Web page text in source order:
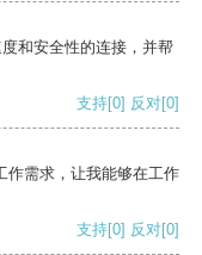
和安全性的连接，并帮
支持[0] 反对[0]
作需求，让我能够在工作
支持[0] 反对[0]